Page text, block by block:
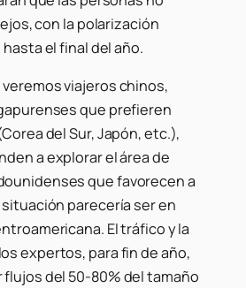
con la polarización
el final del año.
viajeros chinos,
que prefieren
del Sur, Japón, etc.),
a explorar el área de
que favorecen a
situación parecería ser en
El tráfico y la
expertos, para fin de año,
del 50-80% del tamaño